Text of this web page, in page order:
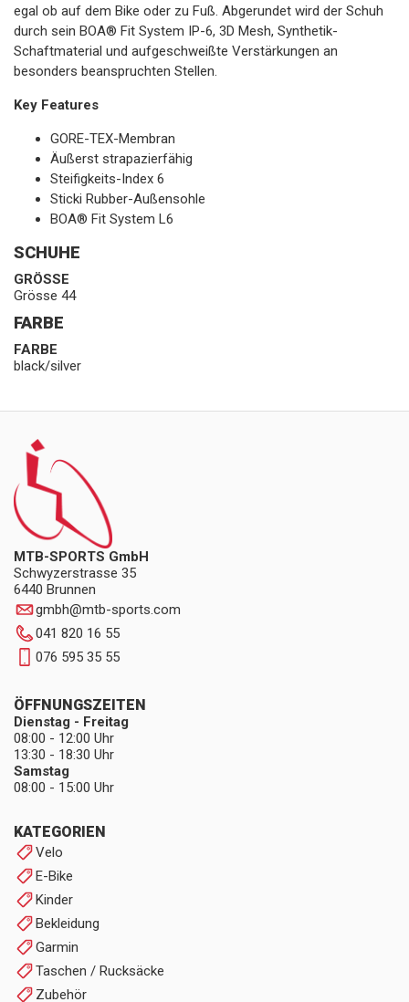
egal ob auf dem Bike oder zu Fuß. Abgerundet wird der Schuh
durch sein BOA® Fit System IP-6, 3D Mesh, Synthetik-
Schaftmaterial und aufgeschweißte Verstärkungen an
besonders beanspruchten Stellen.
Key Features
GORE-TEX-Membran
Äußerst strapazierfähig
Steifigkeits-Index 6
Sticki Rubber-Außensohle
BOA® Fit System L6
SCHUHE
GRÖSSE
Grösse 44
FARBE
FARBE
black/silver
MTB-SPORTS GmbH
Schwyzerstrasse 35
6440 Brunnen
gmbh@mtb-sports.com
041 820 16 55
076 595 35 55
KATEGORIEN
Velo
E-Bike
Kinder
Bekleidung
Garmin
Taschen / Rucksäcke
Zubehör
ÖFFNUNGSZEITEN
Dienstag - Freitag
08:00 - 12:00 Uhr
13:30 - 18:30 Uhr
Samstag
08:00 - 15:00 Uhr